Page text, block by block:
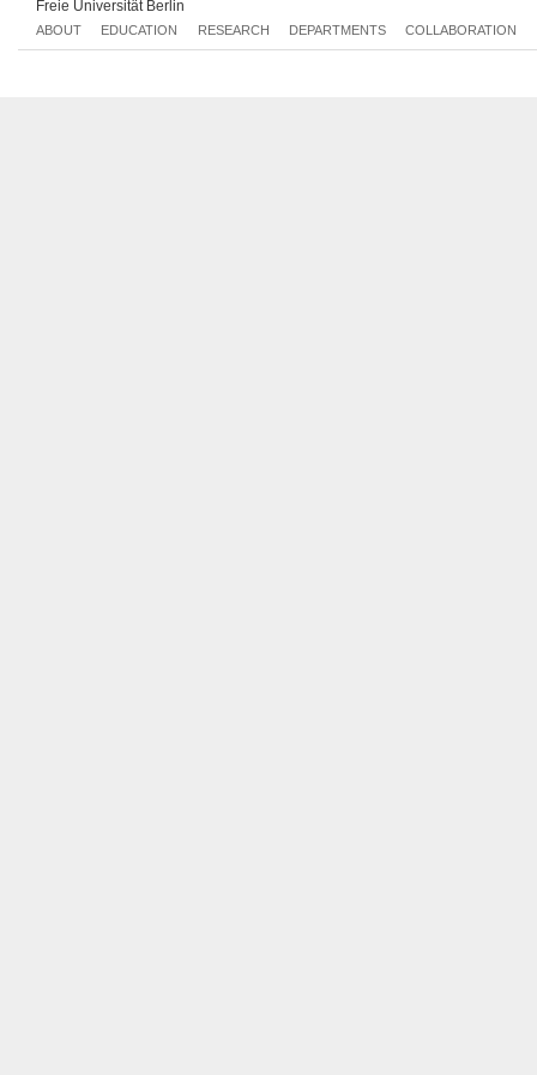
Freie Universität Berlin
ABOUT EDUCATION RESEARCH DEPARTMENTS COLLABORATION